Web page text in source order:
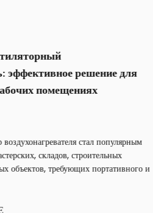
решение для
помещениях
стал популярным
складов, строительных
требующих портативного и